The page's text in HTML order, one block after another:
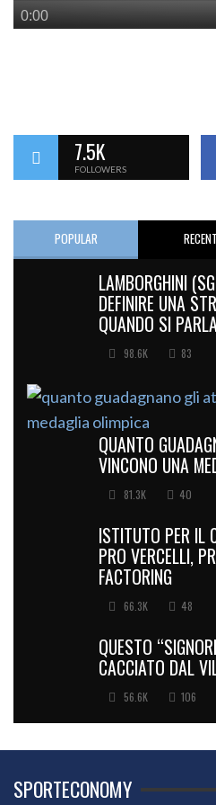
7.5K
FOLLOWERS
POPULAR RECENT
LAMBORGHINI
DEFINIRE UNA
QUANDO SI
98.6K 83
QUANTO
VINCONO UNA
81.3K 40
ISTITUTO PER IL
PRO VERCELLI,
FACTORING
66.3K 48
QUESTO
CACCIATO DAL
56.6K 106
SPORTECONOMY